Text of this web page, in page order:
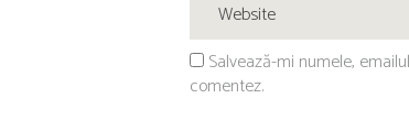
Salvează-mi numele,
comentez.